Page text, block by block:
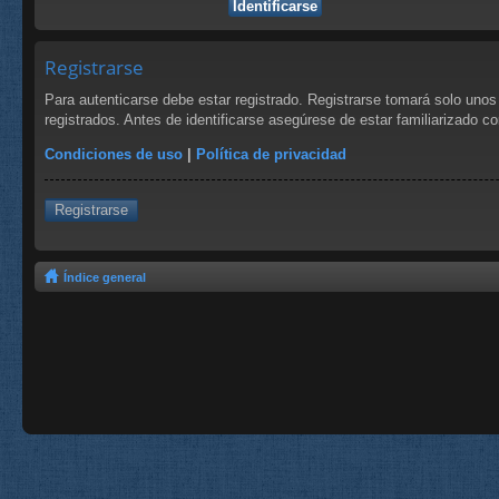
Registrarse
Para autenticarse debe estar registrado. Registrarse tomará solo
registrados. Antes de identificarse asegúrese de estar familiarizado
Condiciones de uso | Política de privacidad
Registrarse
Índice general